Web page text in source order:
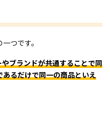
つです。
やブランドが共通することで同
るだけで同一の商品といえ